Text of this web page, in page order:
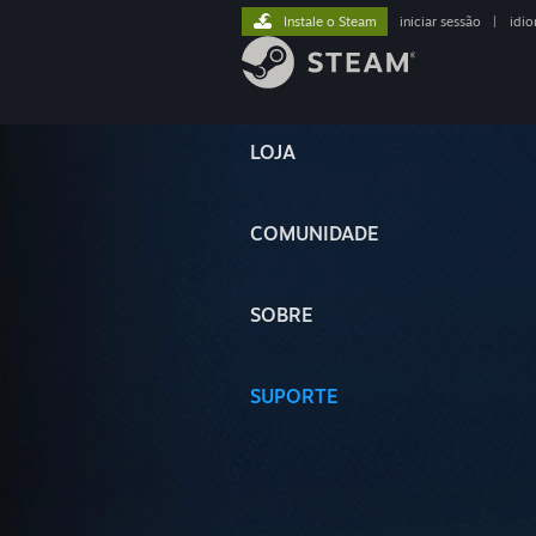
LOJA
COMUNIDADE
SOBRE
SUPORTE
Instale o Steam iniciar sessão